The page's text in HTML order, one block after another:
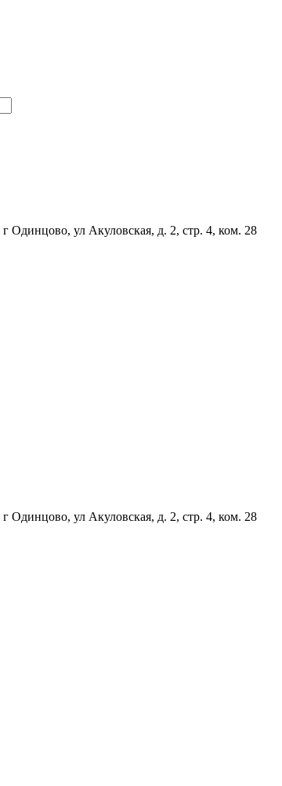
Одинцово, ул Акуловская, д. 2, стр. 4, ком. 28
Одинцово, ул Акуловская, д. 2, стр. 4, ком. 28